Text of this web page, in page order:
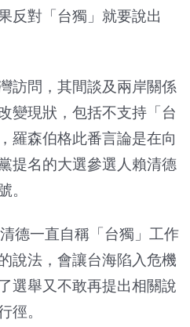
反對「台獨」就要說出
訪問，其間談及兩岸關係
變現狀，包括不支持「台
羅森伯格此番言論是在向
提名的大選參選人賴清德
。
德一直自稱「台獨」工作
說法，會讓台海陷入危機
選舉又不敢再提出相關說
徑。